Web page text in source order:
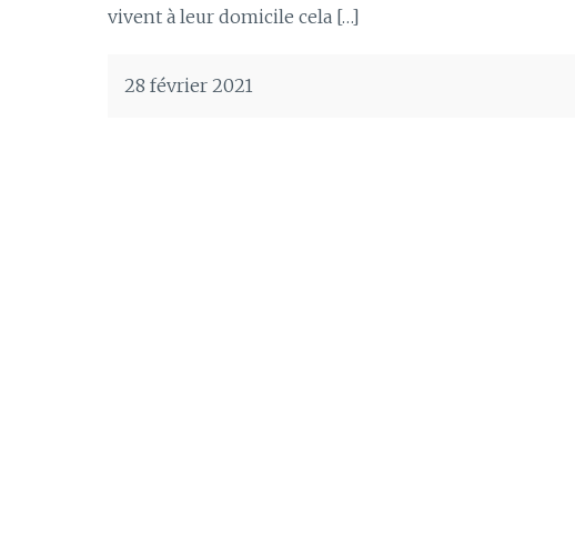
vivent à leur domicile cela […]
28 février 2021